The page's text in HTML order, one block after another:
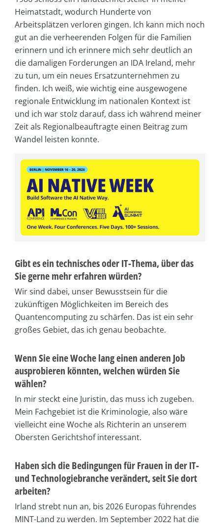
Heimatstadt, wodurch Hunderte von
Arbeitsplätzen verloren gingen. Ich kann mich noch
gut an die verheerenden Folgen für die Familien
erinnern und ich erinnere mich sehr deutlich an
die damaligen Forderungen an IDA Ireland, mehr
zu tun, um ein neues Ersatzunternehmen zu
finden. Ich weiß, wie wichtig eine ausgewogene
regionale Entwicklung im nationalen Kontext ist
und ich war stolz darauf, dass ich während meiner
Zeit als Regionalbeauftragte einen Beitrag zum
Wandel leisten konnte.
Gibt es ein technisches oder IT-Thema, über das
Sie gerne mehr erfahren würden?
Wir sind dabei, unser Bewusstsein für die
zukünftigen Möglichkeiten im Bereich des
Quantencomputing zu schärfen. Das ist ein sehr
großes Gebiet, das ich genau beobachte.
Wenn Sie eine Woche lang einen anderen Job
ausprobieren könnten, welchen würden Sie
wählen?
In mir steckt eine Juristin, das muss ich zugeben.
Mein Fachgebiet ist die Kriminologie, also wäre
vielleicht eine Woche als Richterin an unserem
Obersten Gerichtshof interessant.
Haben sich die Bedingungen für Frauen in der IT-
und Technologiebranche verändert, seit Sie dort
arbeiten?
Irland strebt nun an, bis 2026 Europas führendes
MINT-Land zu werden. Im September 2022 hat die